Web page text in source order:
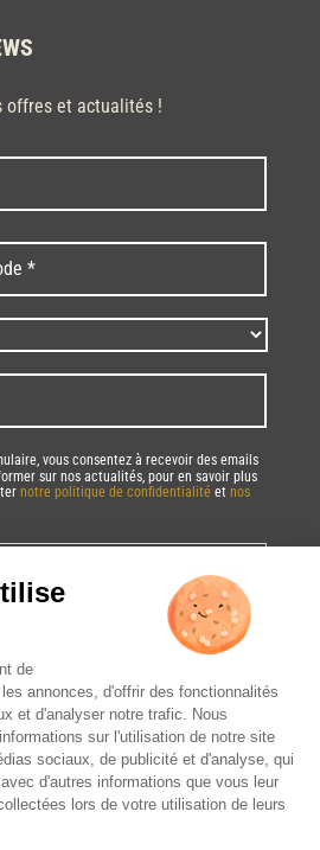
offres et actualités !
Last
vous consentez à recevoir des emails
sur nos actualités, pour en savoir plus
notre politique de confidentialité et nos